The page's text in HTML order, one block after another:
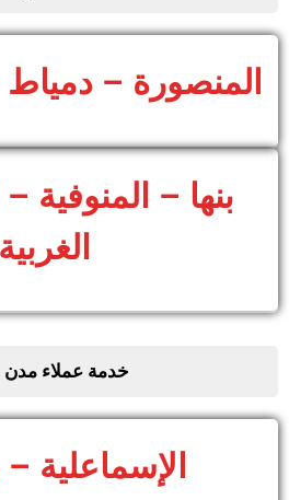
المنصورة –
بنها – المنوفية
الغربية
خدمة عملاء مدن
الإسماعلية